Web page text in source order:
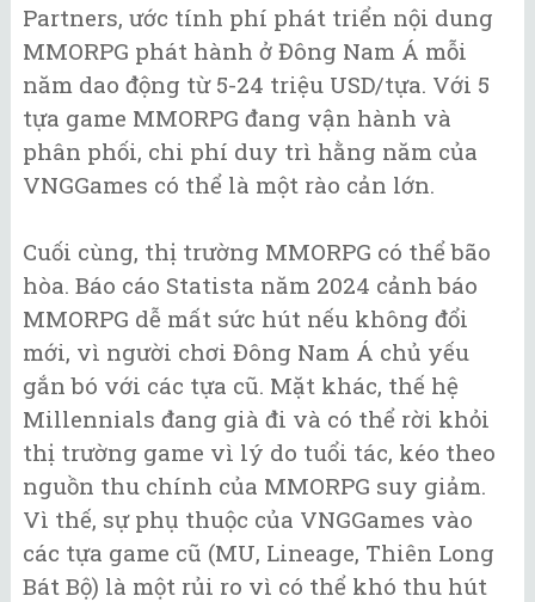
Partners, ước tính phí phát triển nội dung
MMORPG phát hành ở Đông Nam Á mỗi
năm dao động từ 5-24 triệu USD/tựa. Với 5
tựa game MMORPG đang vận hành và
phân phối, chi phí duy trì hằng năm của
VNGGames có thể là một rào cản lớn.
Cuối cùng, thị trường MMORPG có thể bão
hòa. Báo cáo Statista năm 2024 cảnh báo
MMORPG dễ mất sức hút nếu không đổi
mới, vì người chơi Đông Nam Á chủ yếu
gắn bó với các tựa cũ. Mặt khác, thế hệ
Millennials đang già đi và có thể rời khỏi
thị trường game vì lý do tuổi tác, kéo theo
nguồn thu chính của MMORPG suy giảm.
Vì thế, sự phụ thuộc của VNGGames vào
các tựa game cũ (MU, Lineage, Thiên Long
Bát Bộ) là một rủi ro vì có thể khó thu hút